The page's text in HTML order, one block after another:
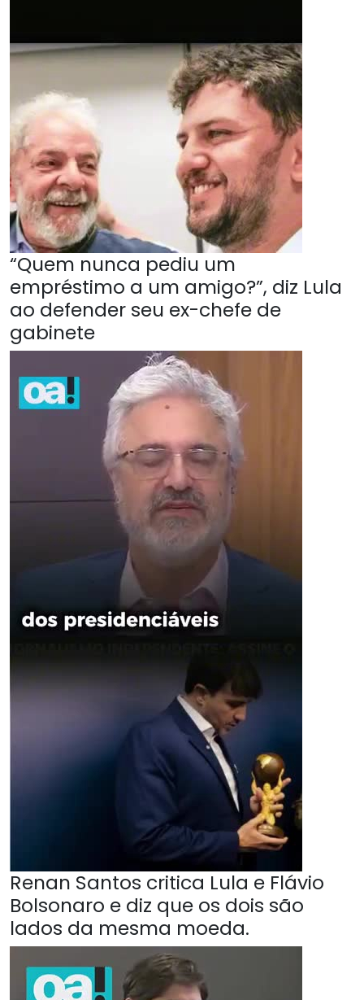
“Quem nunca pediu um
empréstimo a um amigo?”, diz Lula
ao defender seu ex-chefe de
gabinete
Renan Santos critica Lula e Flávio
Bolsonaro e diz que os dois são
lados da mesma moeda.